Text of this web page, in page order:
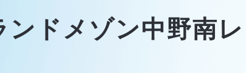
ンドメゾン中野南